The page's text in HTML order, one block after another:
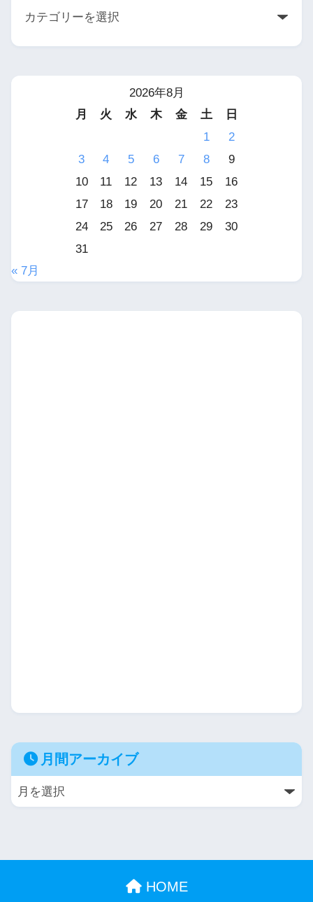
2026年8月
月
火 水 木 金 土
日
1
2
3
4 5 6 7 8
9
10
11 12 13 14 15
16
17
18 19 20 21 22
23
24
25 26 27 28 29
30
31
« 7月
月間アーカイブ
HOME